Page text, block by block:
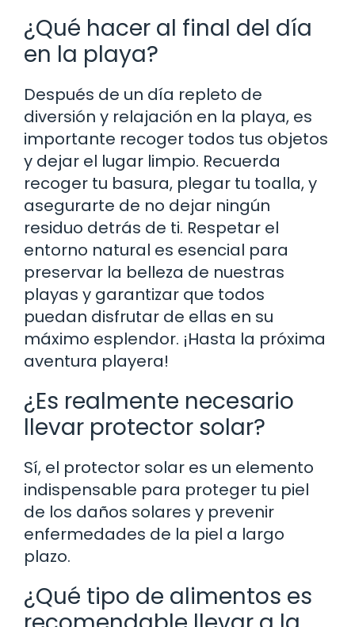
¿Qué hacer al final del día
en la playa?
Después de un día repleto de
diversión y relajación en la playa, es
importante recoger todos tus objetos
y dejar el lugar limpio. Recuerda
recoger tu basura, plegar tu toalla, y
asegurarte de no dejar ningún
residuo detrás de ti. Respetar el
entorno natural es esencial para
preservar la belleza de nuestras
playas y garantizar que todos
puedan disfrutar de ellas en su
máximo esplendor. ¡Hasta la próxima
aventura playera!
¿Es realmente necesario
llevar protector solar?
Sí, el protector solar es un elemento
indispensable para proteger tu piel
de los daños solares y prevenir
enfermedades de la piel a largo
plazo.
¿Qué tipo de alimentos es